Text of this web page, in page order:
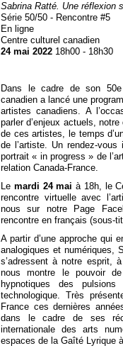
Sabrina Ratté. Une réflexion
Série 50/50 - Rencontre #5
En ligne
Centre culturel canadien
24 mai 2022 18h00 - 18h30
Dans le cadre de son
canadien a lancé une
artistes canadiens. A
parler d’enjeux actuels,
de ces artistes, le temps
de l’artiste. Un rendez-
portrait « in progress » de
relation Canada-France.
Le mardi 24 maià 18h, le
rencontre virtuelle avec
nous sur notre Page
rencontre en français (sous-
A partir d’une approche qui
analogiques et numériques,
s’adressent à notre esprit,
nous montre le pouvoir
hypnotiques des pulsions
technologique. Très
France ces dernières
dans le cadre de ses
internationale des arts
espaces de la Gaîté Lyrique